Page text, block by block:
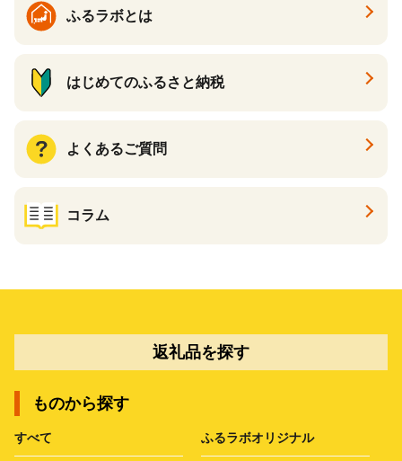
ふるラボとは
はじめてのふるさと納税
よくあるご質問
コラム
返礼品を探す
ものから探す
すべて ふるラボオリジナル